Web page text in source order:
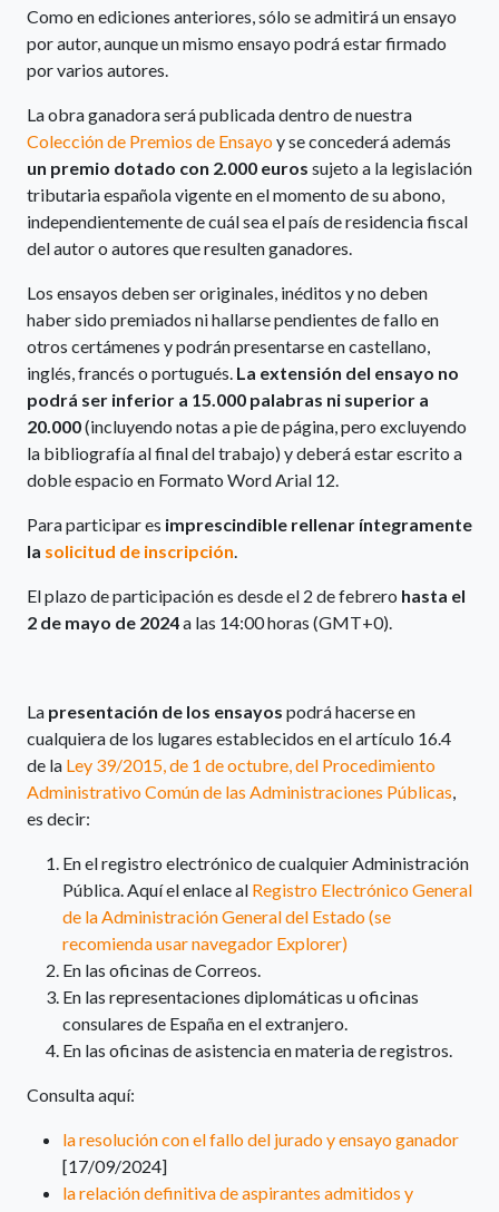
Como en ediciones anteriores, sólo se admitirá un ensayo
por autor, aunque un mismo ensayo podrá estar firmado
por varios autores.
La obra ganadora será publicada dentro de nuestra
Colección de Premios de Ensayoy se concederá además
un premio dotado con 2.000 euros sujeto a la legislación
tributaria española vigente en el momento de su abono,
independientemente de cuál sea el país de residencia fiscal
del autor o autores que resulten ganadores.
Los ensayos deben ser originales, inéditos y no deben
haber sido premiados ni hallarse pendientes de fallo en
otros certámenes y podrán presentarse en castellano,
inglés, francés o portugués. La extensión del ensayo no
podrá ser inferior a 15.000 palabras ni superior a
20.000(incluyendo notas a pie de página, pero excluyendo
la bibliografía al final del trabajo) y deberá estar escrito a
doble espacio en Formato Word Arial 12.
Para participar es imprescindible rellenar íntegramente
la solicitud de inscripción.
El plazo de participación es desde el 2 de febrero hasta el
2 de mayo de 2024a las 14:00 horas (GMT+0).
La presentación de los ensayos podrá hacerse en
cualquiera de los lugares establecidos en el artículo 16.4
de la Ley 39/2015, de 1 de octubre, del Procedimiento
Administrativo Común de las Administraciones Públicas,
es decir:
En el registro electrónico de cualquier Administración
Pública. Aquí el enlace al Registro Electrónico General
de la Administración General del Estado (se
recomienda usar navegador Explorer)
En las oficinas de Correos.
En las representaciones diplomáticas u oficinas
consulares de España en el extranjero.
En las oficinas de asistencia en materia de registros.
Consulta aquí:
la resolución con el fallo del jurado y ensayo ganador
[17/09/2024]
la relación definitiva de aspirantes admitidos y